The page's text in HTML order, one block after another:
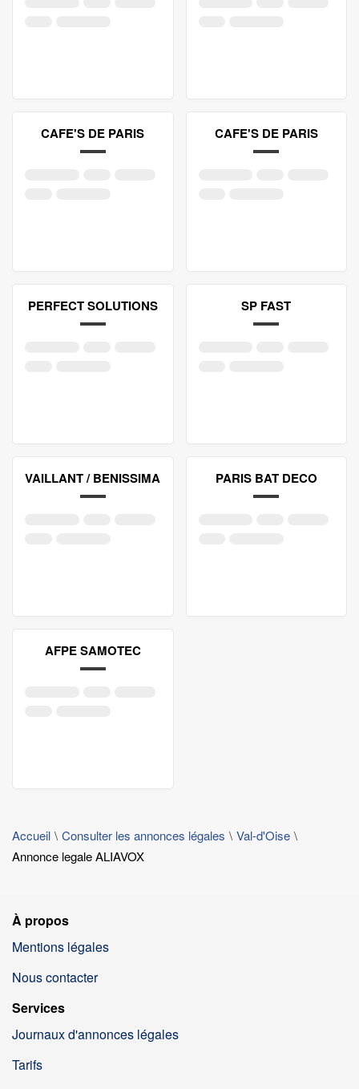
CAFE'S DE PARIS CAFE'S DE PARIS
PERFECT SOLUTIONS SP FAST
VAILLANT / BENISSIMA PARIS BAT DECO
AFPE SAMOTEC
Accueil Consulter les annonces légales
Val-d'Oise
Annonce legale ALIAVOX
À propos
Mentions légales
Nous contacter
Services
Journaux d'annonces légales
Tarifs